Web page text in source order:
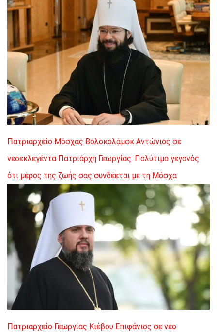
Πατριαρχείο Μόσχας Βολοκολάμσκ Αντώνιος σε
νεοεκλεγέντα Πατριάρχη Γεωργίας: Πολύτιμο γεγονός
ότι μέρος της ζωής σας συνδέεται με τη Μόσχα
Πατριαρχείο Γεωργίας Κιέβου Επιφάνιος σε νέο